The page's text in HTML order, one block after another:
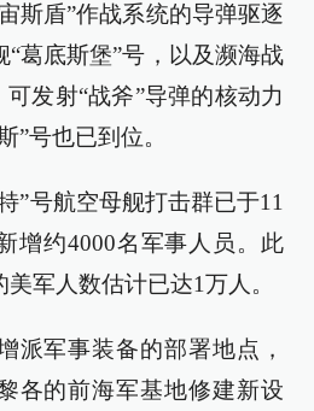
斯盾”作战系统的导弹驱逐
葛底斯堡”号，以及濒海战
发射“战斧”导弹的核动力
”号也已到位。
”号航空母舰打击群已于11
增约4000名军事人员。此
军人数估计已达1万人。
派军事装备的部署地点，
各的前海军基地修建新设